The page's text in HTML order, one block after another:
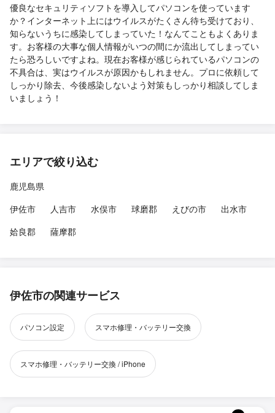
優良なセキュリティソフトを導入してパソコンを使っています
か？インターネット上にはウイルスがたくさん待ち受けており、
知らないうちに感染してしまっていた！なんてこともよくありま
す。お客様の大事な個人情報がいつの間にか流出してしまってい
たら恐ろしいですよね。現在お客様が感じられているパソコンの
不具合は、実はウイルスが原因かもしれません。プロに依頼して
しっかり除去、今後感染しないよう対策もしっかり相談してしま
いましょう！
エリアで絞り込む
鹿児島県
伊佐市
人吉市 水俣市 球磨郡 えびの市
出水市
姶良郡
薩摩郡
伊佐市の関連サービス
パソコン設定 スマホ修理・バッテリー交換
スマホ修理・バッテリー交換 / iPhone